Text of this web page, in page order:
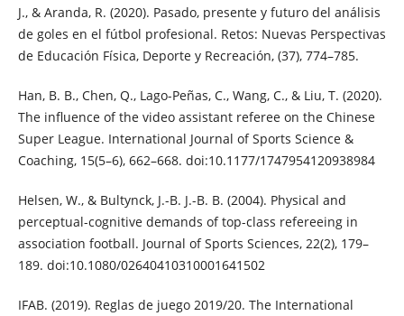
J., & Aranda, R. (2020). Pasado, presente y futuro del análisis
de goles en el fútbol profesional. Retos: Nuevas Perspectivas
de Educación Física, Deporte y Recreación, (37), 774–785.
Han, B. B., Chen, Q., Lago-Peñas, C., Wang, C., & Liu, T. (2020).
The influence of the video assistant referee on the Chinese
Super League. International Journal of Sports Science &
Coaching, 15(5–6), 662–668. doi:10.1177/1747954120938984
Helsen, W., & Bultynck, J.-B. J.-B. B. (2004). Physical and
perceptual-cognitive demands of top-class refereeing in
association football. Journal of Sports Sciences, 22(2), 179–
189. doi:10.1080/02640410310001641502
IFAB. (2019). Reglas de juego 2019/20. The International